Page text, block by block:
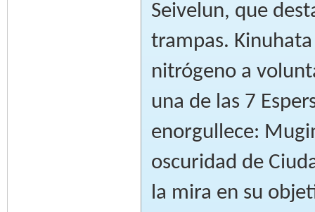
Seivelun, que
trampas.
nitrógeno a
una de las 7
enorgullece:
oscuridad de
la mira en su